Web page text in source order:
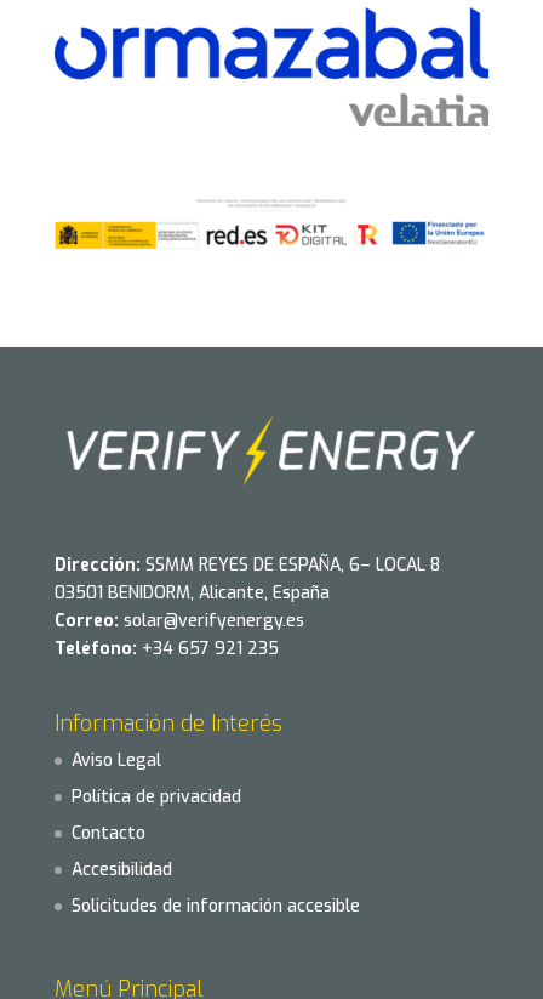
Dirección: SSMM REYES DE ESPAÑA, 6– LOCAL 8
03501 BENIDORM, Alicante, España
Correo: solar@verifyenergy.es
Teléfono: +34 657 921 235
Información de Interés
Aviso Legal
Política de privacidad
Contacto
Accesibilidad
Solicitudes de información accesible
Menú Principal